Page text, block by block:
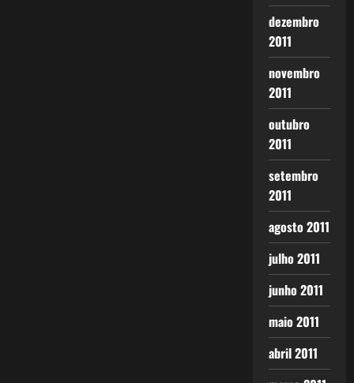
dezembro
2011
novembro
2011
outubro
2011
setembro
2011
agosto 2011
julho 2011
junho 2011
maio 2011
abril 2011